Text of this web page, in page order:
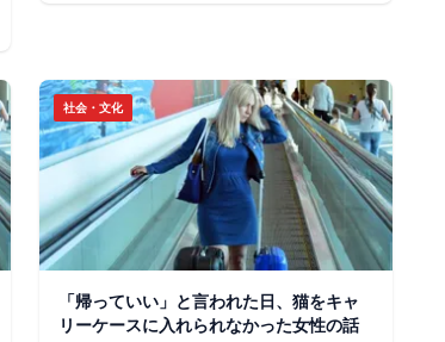
社会・文化
「帰っていい」と言われた日、猫をキャ
リーケースに入れられなかった女性の話